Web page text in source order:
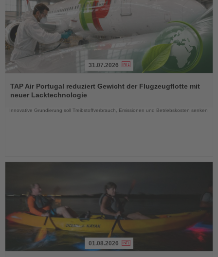
Sie
die
31.07.2026
TAP Air Portugal reduziert Gewicht der Flugzeugflotte mit
neuer Lacktechnologie
Innovative Grundierung soll Treibstoffverbrauch, Emissionen und Betriebskosten senken
01.08.2026